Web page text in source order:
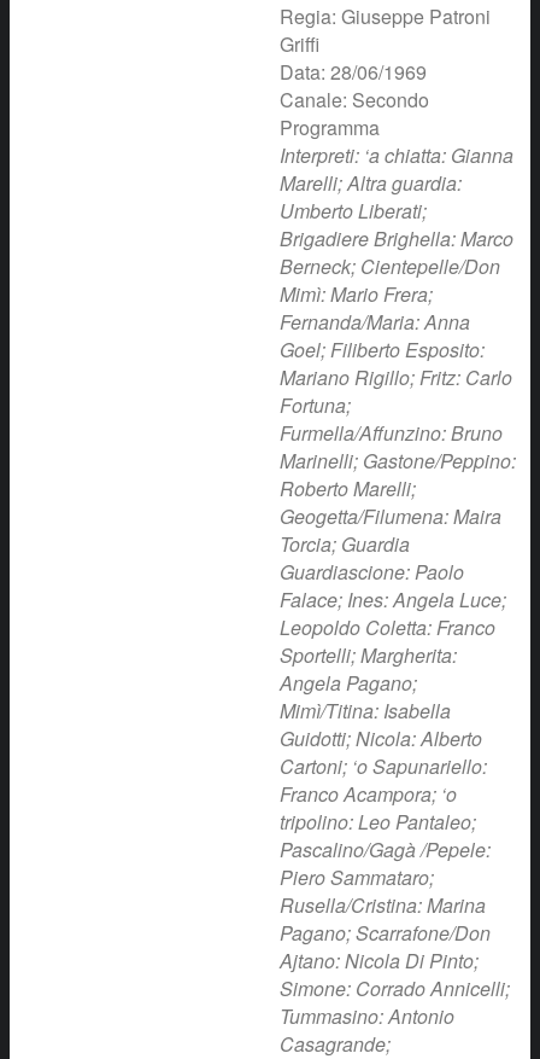
Regia: Giuseppe Patroni
Griffi
Data: 28/06/1969
Canale: Secondo
Programma
Interpreti: ‘a chiatta: Gianna
Marelli; Altra guardia:
Umberto Liberati;
Brigadiere Brighella: Marco
Berneck; Cientepelle/Don
Mimì: Mario Frera;
Fernanda/Maria: Anna
Goel; Filiberto Esposito:
Mariano Rigillo; Fritz: Carlo
Fortuna;
Furmella/Affunzino: Bruno
Marinelli; Gastone/Peppino:
Roberto Marelli;
Geogetta/Filumena: Maira
Torcia; Guardia
Guardiascione: Paolo
Falace; Ines: Angela Luce;
Leopoldo Coletta: Franco
Sportelli; Margherita:
Angela Pagano;
Mimì/Titina: Isabella
Guidotti; Nicola: Alberto
Cartoni; ‘o Sapunariello:
Franco Acampora; ‘o
tripolino: Leo Pantaleo;
Pascalino/Gagà /Pepele:
Piero Sammataro;
Rusella/Cristina: Marina
Pagano; Scarrafone/Don
Ajtano: Nicola Di Pinto;
Simone: Corrado Annicelli;
Tummasino: Antonio
Casagrande;